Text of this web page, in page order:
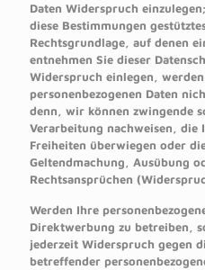
Daten Widerspruch
diese Bestimmungen
Rechtsgrundlage, auf denen
entnehmen Sie dieser
Widerspruch einlegen,
personenbezogenen Daten
denn, wir können zwingende
Verarbeitung nachweisen, die
Freiheiten überwiegen oder
Geltendmachung, Ausübung
Rechtsansprüchen
Werden Ihre
Direktwerbung zu betreiben,
jederzeit Widerspruch gegen
betreffender